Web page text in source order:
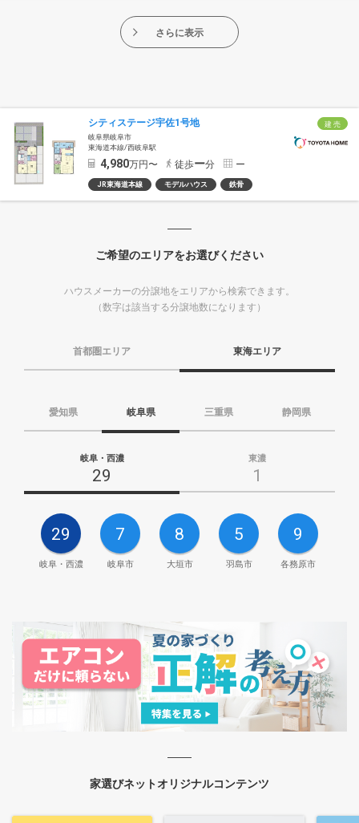
さらに表示
建 売
シティステージ宇佐1号地
岐阜県岐阜市
東海道本線/西岐阜駅
4,980万円〜 徒歩ー分 ー
JR東海道本線 モデルハウス 鉄骨
ご希望のエリアをお選びください
ハウスメーカーの分譲地をエリアから検索できます。
（数字は該当する分譲地数になります）
首都圏エリア 東海エリア
愛知県 岐阜県 三重県 静岡県
岐阜・西濃
29
東濃
1
29
岐阜・西濃
7
岐阜市
8
大垣市
5
羽島市
9
各務原市
家選びネットオリジナルコンテンツ